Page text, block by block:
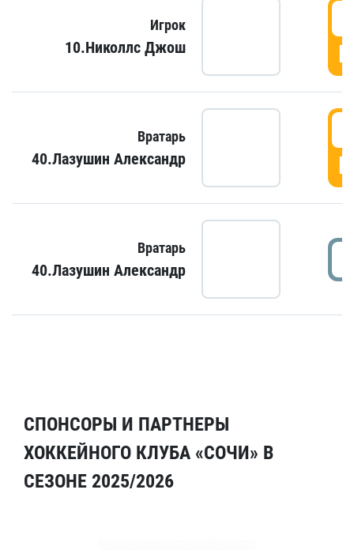
Игрок
10.Николлс Джош
Вратарь
40.Лазушин Александр
Вратарь
40.Лазушин Александр
СПОНСОРЫ И ПАРТНЕРЫ
ХОККЕЙНОГО КЛУБА «СОЧИ» В
СЕЗОНЕ 2025/2026